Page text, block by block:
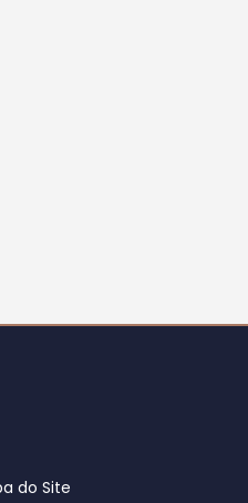
do Site